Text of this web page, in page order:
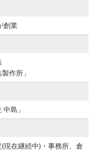
創業
作所」
島」
現在継続中)・事務所、倉